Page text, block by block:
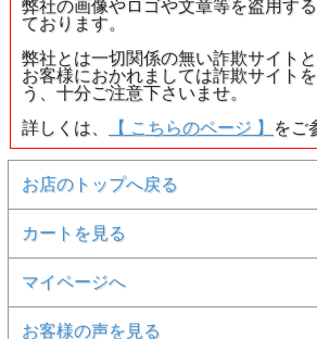
弊社の画像やロゴや文章等を盗用す
ております。
弊社とは一切関係の無い詐欺サイトと
お客様におかれましては詐欺サイト
う、十分ご注意下さいませ。
詳しくは、
【 こちらのページ 】 をご
お店のトップへ戻る
カートを見る
マイページへ
お客様の声を見る